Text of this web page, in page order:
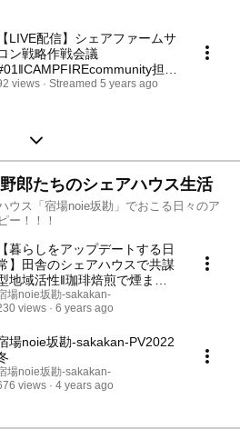
【LIVE配信】シェアファームサ
ン戦略作戦会議
担当
から聞くサロン運営と広報戦
views Streamed 5 years ago
郎たちのシェアハウス生活
ウス「宿場noie坂勘」でおこる日々のア
ー！！！
【暮らしをアップデートする日
】田舎のシェアハウスで共謀
地域活性‖珈琲焙煎で煙まみ
！背骨コンディショニングの
肉トレーニング！たけのこ掘
塩尻宿場noie坂勘
場noie坂勘-sakakan-
views
6 years ago
場noie坂勘-sakakan-PV2022
場noie坂勘-sakakan-
views
4 years ago